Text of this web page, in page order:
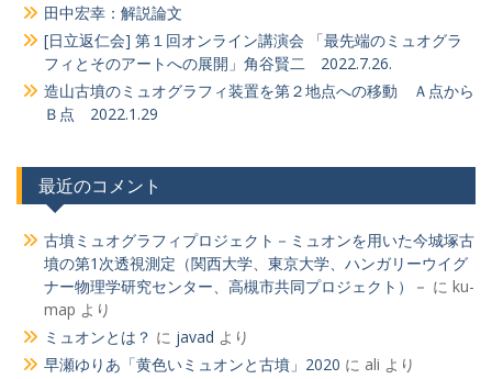
田中宏幸：解説論文
[日立返仁会] 第１回オンライン講演会 「最先端のミュオグラ
フィとそのアートへの展開」角谷賢二 2022.7.26.
造山古墳のミュオグラフィ装置を第２地点への移動 Ａ点から
Ｂ点 2022.1.29
最近のコメント
古墳ミュオグラフィプロジェクト－ミュオンを用いた今城塚古
墳の第1次透視測定（関西大学、東京大学、ハンガリーウイグ
ナー物理学研究センター、高槻市共同プロジェクト）－ に ku-
map より
ミュオンとは？ に javad より
早瀬ゆりあ「黄色いミュオンと古墳」2020 に ali より